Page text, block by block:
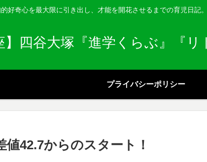
好奇心を最大限に引き出し、才能を開花させるまでの育児日記
】四谷大塚『進学くらぶ』『
プライバシーポリシー
値42.7からのスタート！